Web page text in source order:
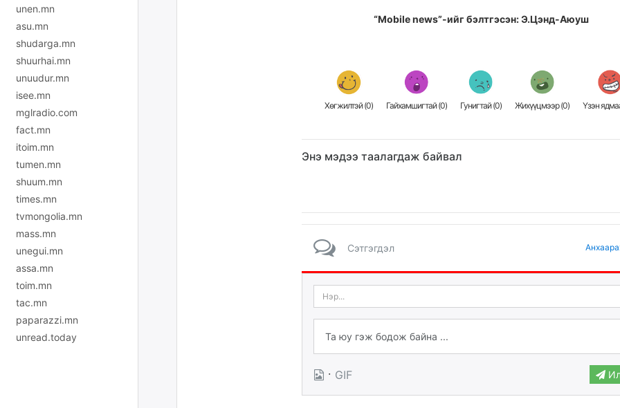
unen.mn
asu.mn
shudarga.mn
shuurhai.mn
unuudur.mn
isee.mn
mglradio.com
fact.mn
itoim.mn
tumen.mn
shuum.mn
times.mn
tvmongolia.mn
mass.mn
unegui.mn
assa.mn
toim.mn
tac.mn
paparazzi.mn
unread.today
“Mobile news”-ийг бэлтгэсэн: Э.Цэнд-Аюуш
Хөгжилтэй (0) Гайхамшигтай (0) Гунигтай (0) Жихүүцмээр (0) Үзэн
Энэ мэдээ таалагдаж байвал
Сэтгэгдэл
· GIF